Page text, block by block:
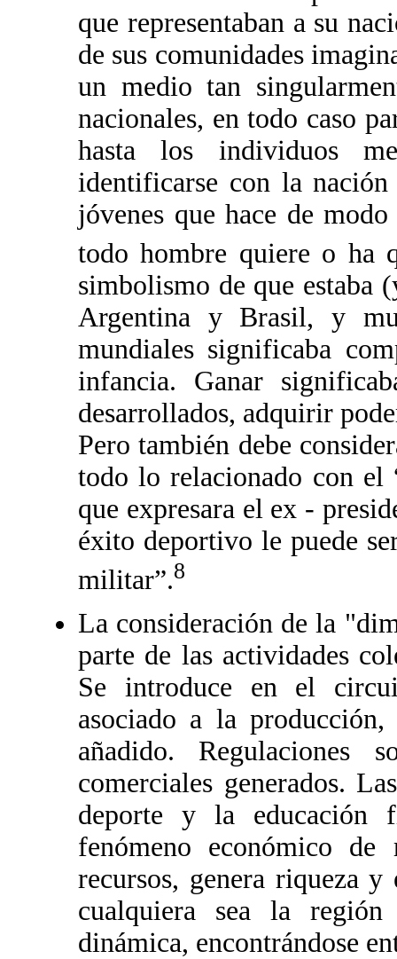
que representaban a su
de sus comunidades
un medio tan
nacionales, en todo caso
hasta los individuos
identificarse con la
jóvenes que hace de
todo hombre quiere o ha
simbolismo de que estaba
Argentina y Brasil, y
mundiales significaba
infancia. Ganar
desarrollados, adquirir
Pero también debe
todo lo relacionado con el
que expresara el ex -
éxito deportivo le puede
militar”.8
La consideración de la
parte de las actividades
Se introduce en el
asociado a la
añadido. Regulaciones
comerciales generados.
deporte y la educación
fenómeno económico de
recursos, genera riqueza
cualquiera sea la
dinámica, encontrándose